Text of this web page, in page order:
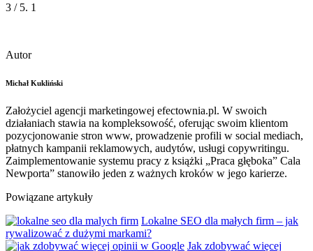
3 / 5. 1
Autor
Michał Kukliński
Założyciel agencji marketingowej efectownia.pl. W swoich
działaniach stawia na kompleksowość, oferując swoim klientom
pozycjonowanie stron www, prowadzenie profili w social mediach,
płatnych kampanii reklamowych, audytów, usługi copywritingu.
Zaimplementowanie systemu pracy z książki „Praca głęboka” Cala
Newporta” stanowiło jeden z ważnych kroków w jego karierze.
Powiązane artykuły
Lokalne SEO dla małych firm – jak
rywalizować z dużymi markami?
Jak zdobywać więcej